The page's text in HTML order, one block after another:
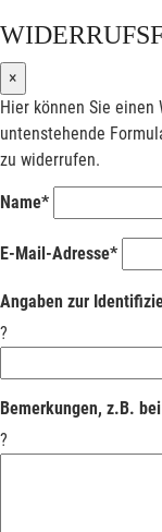
×
Hier können Sie
untenstehende
zu widerrufen.
Name*
E-Mail-Adresse*
Angaben zur
?
Bemerkungen, z.B.
?